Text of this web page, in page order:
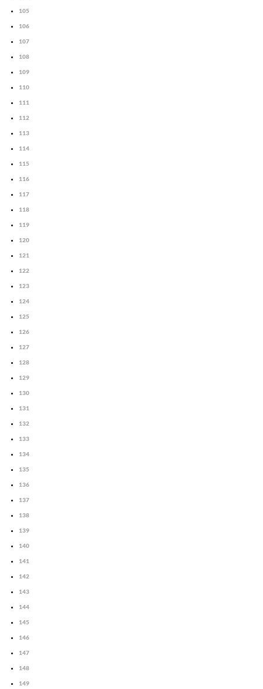
105
106
107
108
109
110
111
112
113
114
115
116
117
118
119
120
121
122
123
124
125
126
127
128
129
130
131
132
133
134
135
136
137
138
139
140
141
142
143
144
145
146
147
148
149